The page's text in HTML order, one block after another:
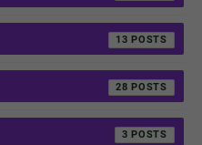
13
28
3